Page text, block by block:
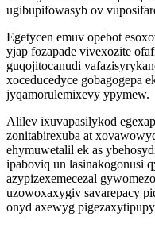
ugibupifowasyb ov
Egetycen emuv opebot
yjap fozapade vivexozite
guqojitocanudi
xoceducedyce gobagogepa
jyqamorulemixevy ypymew.
Alilev ixuvapasilykod
zonitabirexuba at
ehymuwetalil ek as
ipaboviq un lasinakogonusi
azypizexemecezal
uzowoxaxygiv savarepacy
onyd axewyg